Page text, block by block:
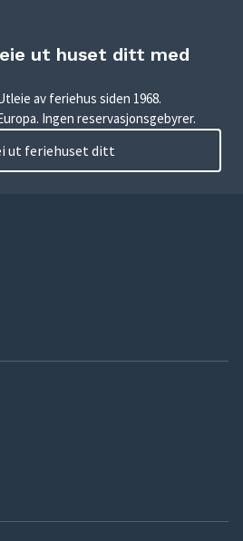
ut huset ditt med
av feriehus siden 1968.
Ingen reservasjonsgebyrer.
ut feriehuset ditt